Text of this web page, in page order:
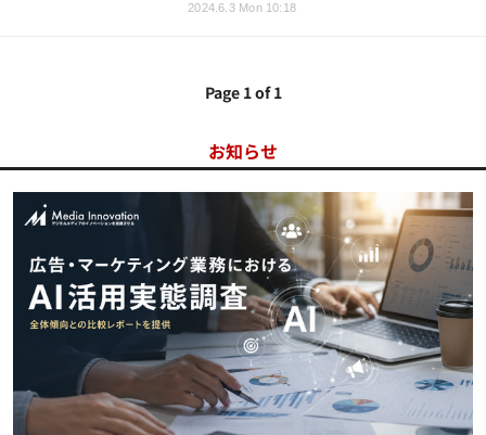
2024.6.3 Mon 10:18
Page 1 of 1
お知らせ